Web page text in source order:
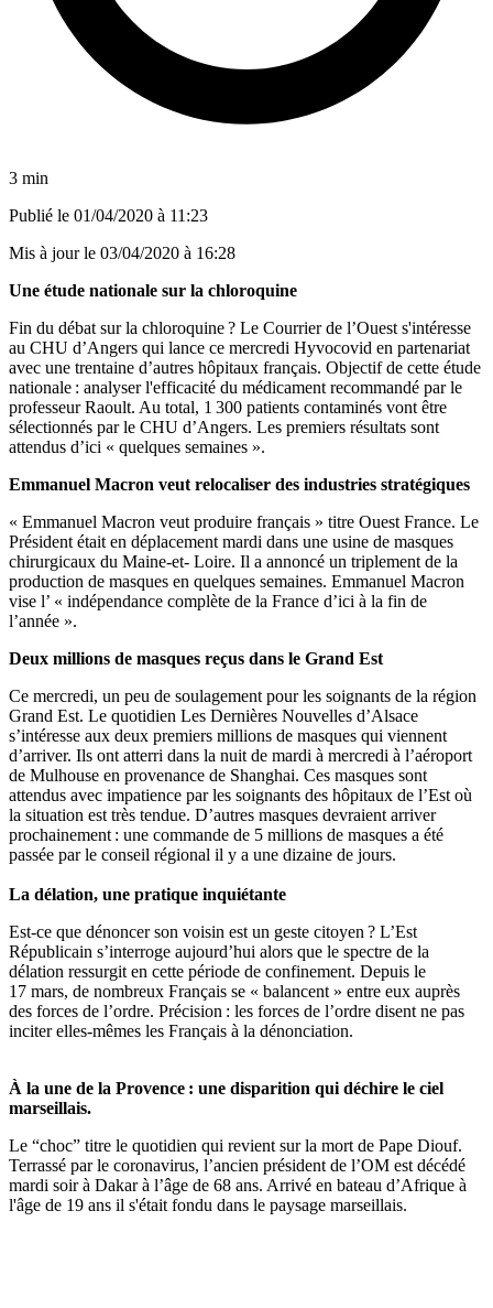
3 min
Publié le 01/04/2020 à 11:23
Mis à jour le 03/04/2020 à 16:28
Une étude nationale sur la chloroquine
Fin du débat sur la chloroquine ? Le Courrier de l’Ouest s'intéresse
au CHU d’Angers qui lance ce mercredi Hyvocovid en partenariat
avec une trentaine d’autres hôpitaux français. Objectif de cette étude
nationale : analyser l'efficacité du médicament recommandé par le
professeur Raoult. Au total, 1 300 patients contaminés vont être
sélectionnés par le CHU d’Angers. Les premiers résultats sont
attendus d’ici « quelques semaines ».
Emmanuel Macron veut relocaliser des industries stratégiques
« Emmanuel Macron veut produire français » titre Ouest France. Le
Président était en déplacement mardi dans une usine de masques
chirurgicaux du Maine-et- Loire. Il a annoncé un triplement de la
production de masques en quelques semaines. Emmanuel Macron
vise l’ « indépendance complète de la France d’ici à la fin de
l’année ».
Deux millions de masques reçus dans le Grand Est
Ce mercredi, un peu de soulagement pour les soignants de la région
Grand Est. Le quotidien Les Dernières Nouvelles d’Alsace
s’intéresse aux deux premiers millions de masques qui viennent
d’arriver. Ils ont atterri dans la nuit de mardi à mercredi à l’aéroport
de Mulhouse en provenance de Shanghai. Ces masques sont
attendus avec impatience par les soignants des hôpitaux de l’Est où
la situation est très tendue. D’autres masques devraient arriver
prochainement : une commande de 5 millions de masques a été
passée par le conseil régional il y a une dizaine de jours.
La délation, une pratique inquiétante
Est-ce que dénoncer son voisin est un geste citoyen ? L’Est
Républicain s’interroge aujourd’hui alors que le spectre de la
délation ressurgit en cette période de confinement. Depuis le
17 mars, de nombreux Français se « balancent » entre eux auprès
des forces de l’ordre. Précision : les forces de l’ordre disent ne pas
inciter elles-mêmes les Français à la dénonciation.
À la une de la Provence : une disparition qui déchire le ciel
marseillais.
Le “choc” titre le quotidien qui revient sur la mort de Pape Diouf.
Terrassé par le coronavirus, l’ancien président de l’OM est décédé
mardi soir à Dakar à l’âge de 68 ans. Arrivé en bateau d’Afrique à
l'âge de 19 ans il s'était fondu dans le paysage marseillais.